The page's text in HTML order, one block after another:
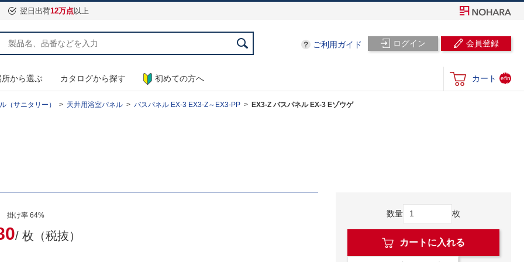
翌日出荷12万点以上
ログイン 会員登録
ご利用ガイド
から選ぶ カタログから探す 初めての方へ カート
und
efin
ed
（サニタリー） 天井用浴室パネル バスパネル EX-3 EX3-Z～EX3-PP EX3-Z バスパネル EX-3 Eゾウゲ
掛け率 64%
/ 枚（税抜）
数量 枚
カートに入れる